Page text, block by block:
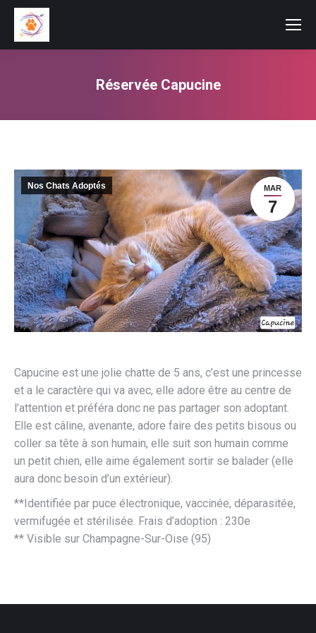
Réservée Capucine
MAR
7
Nos Chats Adoptés
Capucine est une jolie chatte de 5 ans, c’est une princesse
et a le caractère qui va avec, elle adore être au centre de
l’attention et préféra donc ne pas partager son adoptant.
Elle est câline, avenante, adore faire des petits bisous ou
coller sa tête à son humain, elle suit son humain comme
un petit chien, elle aime également sortir se balader (elle
aura donc besoin d’un extérieur).
**Identifiée par puce électronique, vaccinée, déparasitée,
vermifugée et stérilisée. Frais d’adoption : 230e
** Visible sur Champagne-Sur-Oise (95)